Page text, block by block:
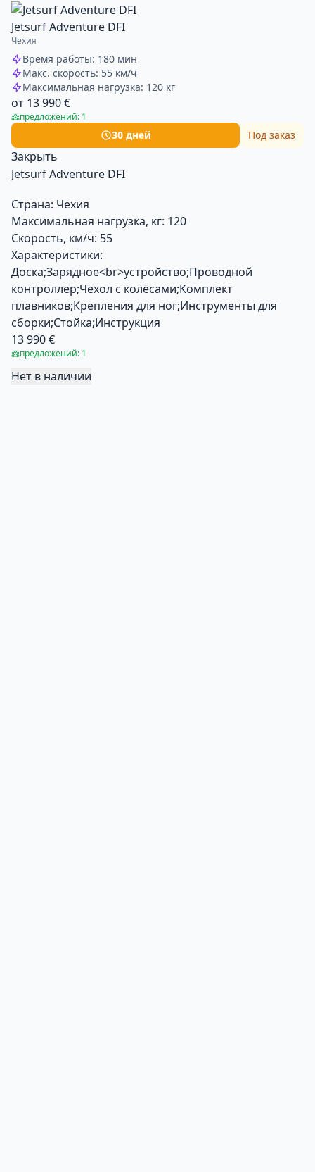
Jetsurf Adventure DFI
Чехия
Время работы: 180 мин
Макс. скорость: 55 км/ч
Максимальная нагрузка: 120 кг
от 13 990 €
предложений: 1
30 дней Под заказ
Закрыть
Jetsurf Adventure DFI
Страна: Чехия
Максимальная нагрузка, кг: 120
Скорость, км/ч: 55
Характеристики:
Доска;Зарядное<br>устройство;Проводной
контроллер;Чехол с колёсами;Комплект
плавников;Крепления для ног;Инструменты для
сборки;Стойка;Инструкция
13 990 €
предложений: 1
Нет в наличии